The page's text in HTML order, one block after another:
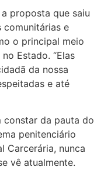
proposta que saiu
e
o principal meio
Estado. “Elas
da nossa
e até
constar da pauta do
penitenciário
Carcerária, nunca
vê atualmente.